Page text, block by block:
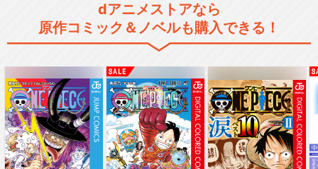
dアニメストアなら
原作コミック＆ノベルも購入できる！